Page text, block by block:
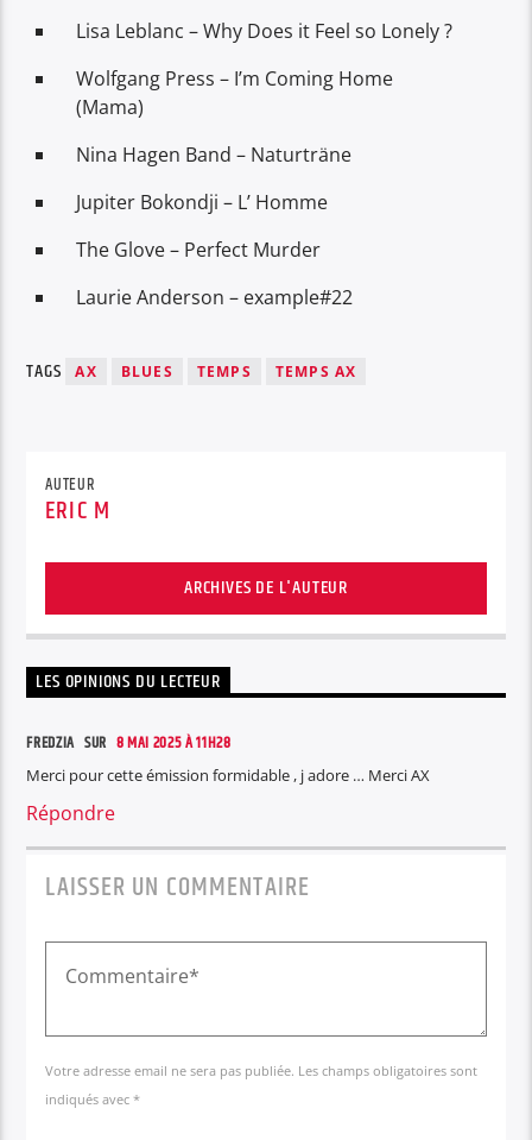
Lisa Leblanc – Why Does it Feel so Lonely ?
Wolfgang Press – I’m Coming Home
(Mama)
Nina Hagen Band – Naturträne
Jupiter Bokondji – L’ Homme
The Glove – Perfect Murder
Laurie Anderson – example#22
TAGS AX BLUES TEMPS TEMPS AX
AUTEUR
ERIC M
ARCHIVES DE L'AUTEUR
LES OPINIONS DU LECTEUR
FREDZIA SUR 8 MAI 2025 À 11H28
Merci pour cette émission formidable , j adore … Merci AX
Répondre
LAISSER UN COMMENTAIRE
Votre adresse email ne sera pas publiée. Les champs obligatoires sont
indiqués avec *